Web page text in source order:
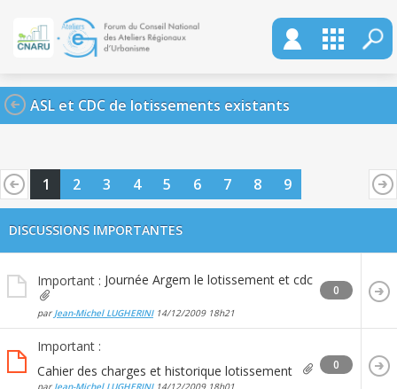
ASL et CDC de lotissements existants
1 2 3 4 5 6 7 8 9
DISCUSSIONS IMPORTANTES
Important : Journée Argem le lotissement et cdc
par Jean-Michel LUGHERINI14/12/2009 18h21
0
Important :
Cahier des charges et historique lotissement
0